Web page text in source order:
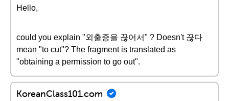
Hello,
could you explain "외출증을 끊어서" ? Doesn't 끊다
mean "to cut"? The fragment is translated as
"obtaining a permission to go out".
KoreanClass101.com